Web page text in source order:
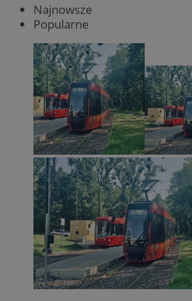
Najnowsze
Popularne